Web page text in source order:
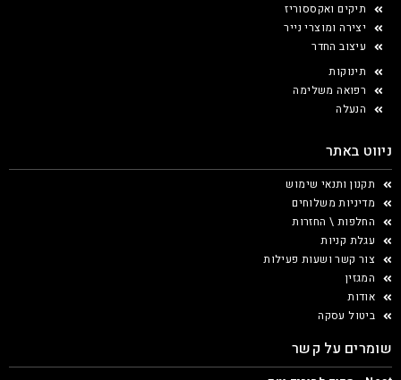
תיקים ואקססוריז
יצירה ומוצרי נייר
עיצוב החדר
תינוקות
רפואה משלימה
הנעלה
ניווט באתר
תקנון ותנאי שימוש
מדיניות משלוחים
החלפות \ החזרות
עגלת קניות
צור קשר ושעות פעילות
המגזין
אודות
ביטול עסקה
שומרים על קשר